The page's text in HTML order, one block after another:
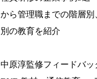
から管理職までの階層別
別の教育を紹介
中原淳監修フィードバッ